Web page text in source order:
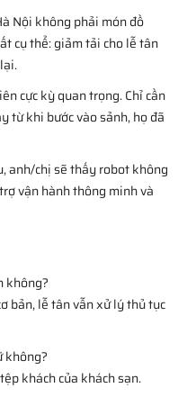
Nội không phải món đồ
cụ thể: giảm tải cho lễ tân
cực kỳ quan trọng. Chỉ cần
từ khi bước vào sảnh, họ đã
anh/chị sẽ thấy robot không
vận hành thông minh và
không?
bản, lễ tân vẫn xử lý thủ tục
không?
khách của khách sạn.